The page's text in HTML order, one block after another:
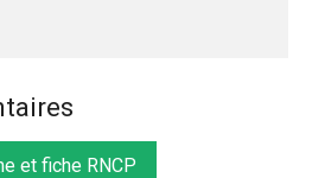
et fiche RNCP